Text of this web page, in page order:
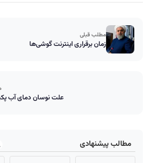
مطلب قبلی
زمان برقراری اینترنت گوشی‌ها
علت نوسان دمای آب
مطالب پیشنهادی